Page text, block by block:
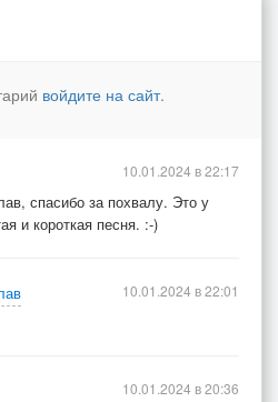
войдите на сайт.
спасибо за похвалу. Это у
и короткая песня. :-)
10.01.2024 в 22:17
10.01.2024 в 22:01
10.01.2024 в 20:36